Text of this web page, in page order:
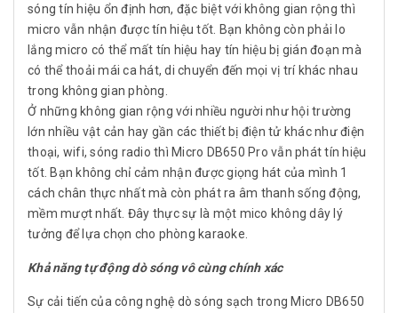
sóng tín hiệu ổn định hơn, đặc biệt với không gian rộng thì
micro vẫn nhận được tín hiệu tốt. Bạn không còn phải lo
lắng micro có thể mất tín hiệu hay tín hiệu bị gián đoạn mà
có thể thoải mái ca hát, di chuyển đến mọi vị trí khác nhau
trong không gian phòng.
Ở những không gian rộng với nhiều người như hội trường
lớn nhiều vật cản hay gần các thiết bị điện tử khác như điện
thoại, wifi, sóng radio thì Micro DB650 Pro vẫn phát tín hiệu
tốt. Bạn không chỉ cảm nhận được giọng hát của mình 1
cách chân thực nhất mà còn phát ra âm thanh sống động,
mềm mượt nhất. Đây thực sự là một mico không dây lý
tưởng để lựa chọn cho phòng karaoke.
Khả năng tự động dò sóng vô cùng chính xác
Sự cải tiến của công nghệ dò sóng sạch trong Micro DB650